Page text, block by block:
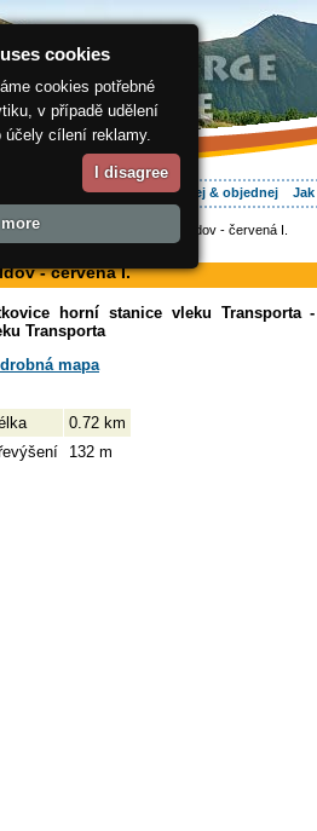
Ubytování Hledej & objednej
> > Aldov - červená I.
- červená I.
horní stanice vleku Transporta
Transporta
mapa
0.72 km
132 m
cookies
cookies potřebné
v případě udělení
účely cílení reklamy.
I disagree
more